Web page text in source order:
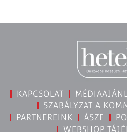
KAPCSOLAT
SZABÁLYZAT A
PARTNEREINK
ÁSZF
WEBSHOP